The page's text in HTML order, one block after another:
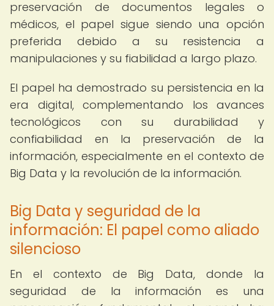
preservación de documentos legales o
médicos, el papel sigue siendo una opción
preferida debido a su resistencia a
manipulaciones y su fiabilidad a largo plazo.
El papel ha demostrado su persistencia en la
era digital, complementando los avances
tecnológicos con su durabilidad y
confiabilidad en la preservación de la
información, especialmente en el contexto de
Big Data y la revolución de la información.
Big Data y seguridad de la
información: El papel como aliado
silencioso
En el contexto de Big Data, donde la
seguridad de la información es una